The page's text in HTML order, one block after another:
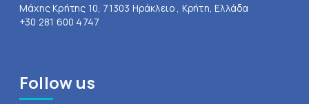
Μάχης Κρήτης 10, 71303 Ηράκλειο , Κρήτη, Ελλάδα
+30 281 600 4747
Follow us